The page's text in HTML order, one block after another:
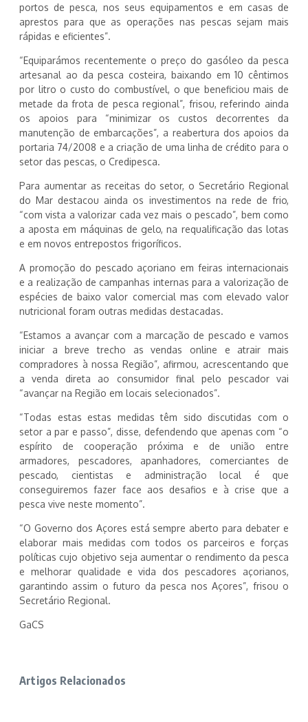
portos de pesca, nos seus equipamentos e em casas de
aprestos para que as operações nas pescas sejam mais
rápidas e eficientes”.
“Equiparámos recentemente o preço do gasóleo da pesca
artesanal ao da pesca costeira, baixando em 10 cêntimos
por litro o custo do combustível, o que beneficiou mais de
metade da frota de pesca regional”, frisou, referindo ainda
os apoios para “minimizar os custos decorrentes da
manutenção de embarcações”, a reabertura dos apoios da
portaria 74/2008 e a criação de uma linha de crédito para o
setor das pescas, o Credipesca.
Para aumentar as receitas do setor, o Secretário Regional
do Mar destacou ainda os investimentos na rede de frio,
“com vista a valorizar cada vez mais o pescado”, bem como
a aposta em máquinas de gelo, na requalificação das lotas
e em novos entrepostos frigoríficos.
A promoção do pescado açoriano em feiras internacionais
e a realização de campanhas internas para a valorização de
espécies de baixo valor comercial mas com elevado valor
nutricional foram outras medidas destacadas.
“Estamos a avançar com a marcação de pescado e vamos
iniciar a breve trecho as vendas online e atrair mais
compradores à nossa Região”, afirmou, acrescentando que
a venda direta ao consumidor final pelo pescador vai
“avançar na Região em locais selecionados”.
“Todas estas estas medidas têm sido discutidas com o
setor a par e passo”, disse, defendendo que apenas com “o
espírito de cooperação próxima e de união entre
armadores, pescadores, apanhadores, comerciantes de
pescado, cientistas e administração local é que
conseguiremos fazer face aos desafios e à crise que a
pesca vive neste momento”.
“O Governo dos Açores está sempre aberto para debater e
elaborar mais medidas com todos os parceiros e forças
políticas cujo objetivo seja aumentar o rendimento da pesca
e melhorar qualidade e vida dos pescadores açorianos,
garantindo assim o futuro da pesca nos Açores”, frisou o
Secretário Regional.
GaCS
Artigos Relacionados